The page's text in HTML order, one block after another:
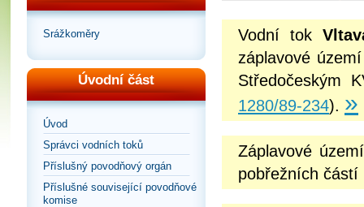
Srážkoměry
Úvodní část
Úvod
Správci vodních toků
Příslušný povodňový orgán
Příslušné související povodňové
komise
Vodní tok
záplavové
Středočeským
1280/89-234). »
Záplavové
pobřežních částí